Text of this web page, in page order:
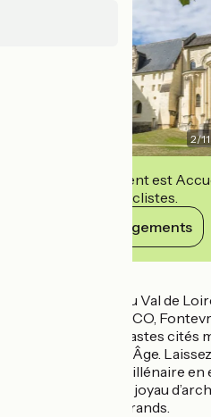
2/11
Cet établissement est
accueillir des cyclistes.
Voir ses engagements
Nichée au cœur du Val de
mondial de l’UNESCO,
de l’une des plus vastes cités
héritée du Moyen Âge.
magie de ce lieu millénaire
de Fontevraud, un joyau
fascine petits et grands.